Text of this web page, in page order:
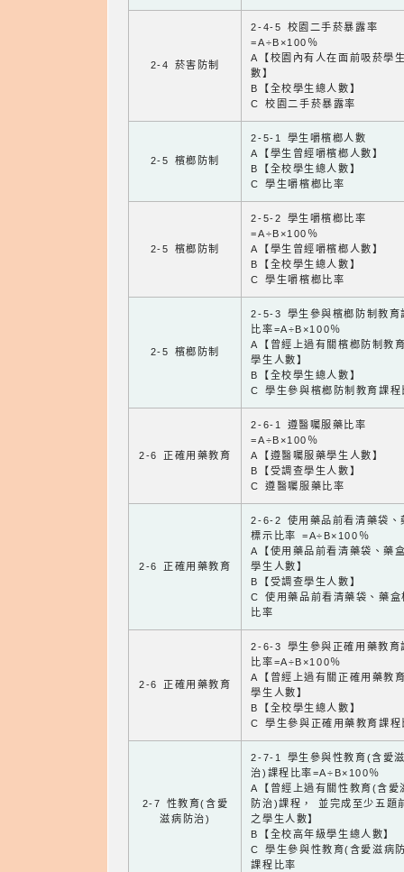
2-4 菸害防制
2-4-5 校園二手菸暴露率
=A÷B×100％
A【校園內有人在面前吸菸學
數】
B【全校學生總人數】
C 校園二手菸暴露率
2-5 檳榔防制
2-5-1 學生嚼檳榔人數
A【學生曾經嚼檳榔人數】
B【全校學生總人數】
C 學生嚼檳榔比率
2-5 檳榔防制
2-5-2 學生嚼檳榔比率
=A÷B×100％
A【學生曾經嚼檳榔人數】
B【全校學生總人數】
C 學生嚼檳榔比率
2-5 檳榔防制
2-5-3 學生參與檳榔防制教育
比率=A÷B×100％
A【曾經上過有關檳榔防制教
學生人數】
B【全校學生總人數】
C 學生參與檳榔防制教育課程
2-6 正確用藥教育
2-6-1 遵醫囑服藥比率
=A÷B×100％
A【遵醫囑服藥學生人數】
B【受調查學生人數】
C 遵醫囑服藥比率
2-6 正確用藥教育
2-6-2 使用藥品前看清藥袋、
標示比率 =A÷B×100％
A【使用藥品前看清藥袋、藥
學生人數】
B【受調查學生人數】
C 使用藥品前看清藥袋、藥盒
比率
2-6 正確用藥教育
2-6-3 學生參與正確用藥教育
比率=A÷B×100％
A【曾經上過有關正確用藥教
學生人數】
B【全校學生總人數】
C 學生參與正確用藥教育課程
2-7 性教育(含愛
滋病防治)
2-7-1 學生參與性教育(含愛
治)課程比率=A÷B×100％
A【曾經上過有關性教育(含愛
防治)課程， 並完成至少五題
之學生人數】
B【全校高年級學生總人數】
C 學生參與性教育(含愛滋病
課程比率